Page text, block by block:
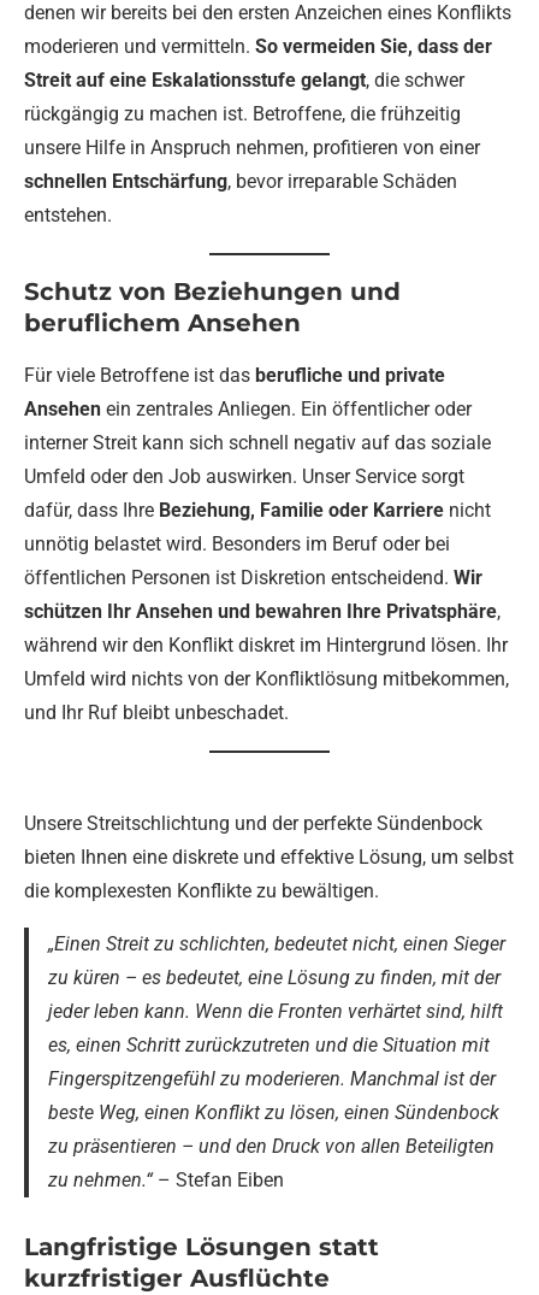
denen wir bereits bei den ersten Anzeichen eines Konflikts
moderieren und vermitteln. So vermeiden Sie, dass der
Streit auf eine Eskalationsstufe gelangt, die schwer
rückgängig zu machen ist. Betroffene, die frühzeitig
unsere Hilfe in Anspruch nehmen, profitieren von einer
schnellen Entschärfung, bevor irreparable Schäden
entstehen.
Schutz von Beziehungen und
beruflichem Ansehen
Für viele Betroffene ist das berufliche und private
Ansehen ein zentrales Anliegen. Ein öffentlicher oder
interner Streit kann sich schnell negativ auf das soziale
Umfeld oder den Job auswirken. Unser Service sorgt
dafür, dass Ihre Beziehung, Familie oder Karriere nicht
unnötig belastet wird. Besonders im Beruf oder bei
öffentlichen Personen ist Diskretion entscheidend. Wir
schützen Ihr Ansehen und bewahren Ihre Privatsphäre,
während wir den Konflikt diskret im Hintergrund lösen. Ihr
Umfeld wird nichts von der Konfliktlösung mitbekommen,
und Ihr Ruf bleibt unbeschadet.
Unsere Streitschlichtung und der perfekte Sündenbock
bieten Ihnen eine diskrete und effektive Lösung, um selbst
die komplexesten Konflikte zu bewältigen.
„Einen Streit zu schlichten, bedeutet nicht, einen Sieger
zu küren – es bedeutet, eine Lösung zu finden, mit der
jeder leben kann. Wenn die Fronten verhärtet sind, hilft
es, einen Schritt zurückzutreten und die Situation mit
Fingerspitzengefühl zu moderieren. Manchmal ist der
beste Weg, einen Konflikt zu lösen, einen Sündenbock
zu präsentieren – und den Druck von allen Beteiligten
zu nehmen.“– Stefan Eiben
Langfristige Lösungen statt
kurzfristiger Ausflüchte